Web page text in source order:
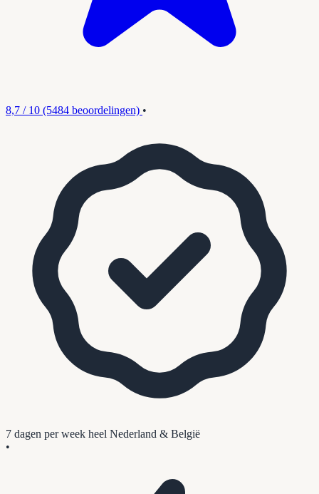
8,7 / 10 (5484 beoordelingen) •
7 dagen per week heel Nederland & België
•